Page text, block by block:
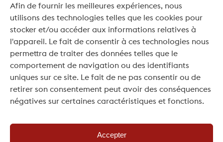
Afin de fournir les meilleures expériences, nous
utilisons des technologies telles que les cookies pour
stocker et/ou accéder aux informations relatives à
l'appareil. Le fait de consentir à ces technologies nous
permettra de traiter des données telles que le
comportement de navigation ou des identifiants
uniques sur ce site. Le fait de ne pas consentir ou de
retirer son consentement peut avoir des conséquences
négatives sur certaines caractéristiques et fonctions.
Accepter
Lundi & Mardi : Fermé
Mercredi : 16h00 – 20h00
Jeudi à Samedi : 11h00 – 20h00
Dimanche : 11h00 – 19h00
Pour vos événements ou séminaires, une
ouverture en dehors des horaires réguliers est